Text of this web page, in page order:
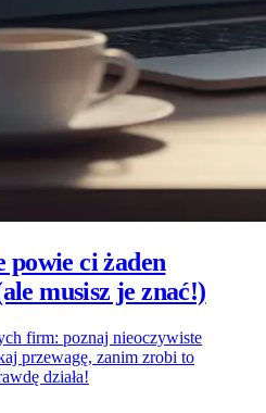
powie ci żaden
musisz je znać!)
firm: poznaj nieoczywiste
przewagę, zanim zrobi to
działa!